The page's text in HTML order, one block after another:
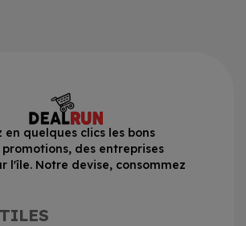
en quelques clics les bons
promotions, des entreprises
l'île. Notre devise, consommez